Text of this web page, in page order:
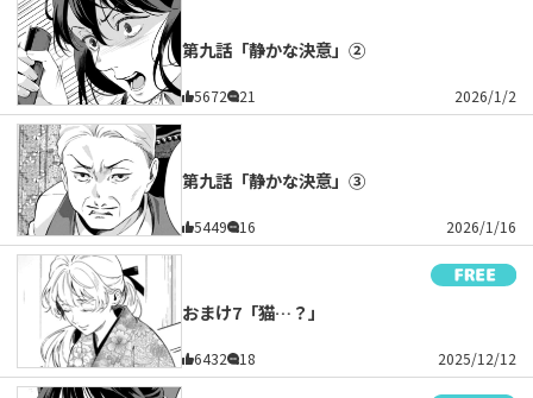
第九話「静かな決意」②
5672 21 2026/1/2
第九話「静かな決意」③
5449 16 2026/1/16
おまけ7「猫…？」
6432 18 2025/12/12